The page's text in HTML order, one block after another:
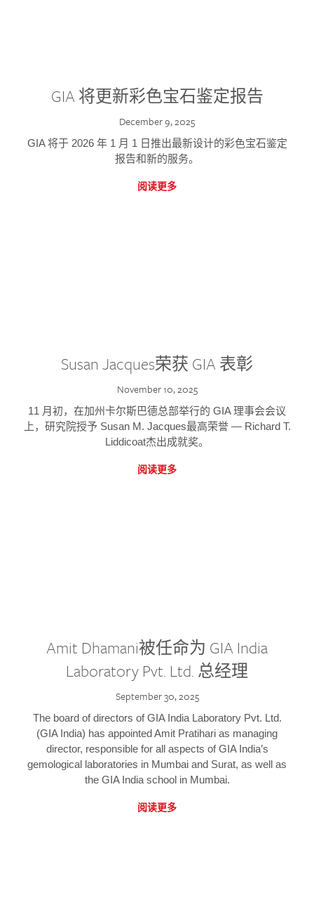
GIA 将更新彩色宝石鉴定报告
December 9, 2025
GIA 将于 2026 年 1 月 1 日推出最新设计的彩色宝石鉴定
报告和新的服务。
阅读更多
Susan Jacques荣获 GIA 表彰
November 10, 2025
11 月初，在加州卡尔斯巴德总部举行的 GIA 理事会会议
上，研究院授予 Susan M. Jacques最高荣誉 — Richard T.
Liddicoat杰出成就奖。
阅读更多
Amit Dhamani被任命为 GIA India
Laboratory Pvt. Ltd. 总经理
September 30, 2025
The board of directors of GIA India Laboratory Pvt. Ltd.
(GIA India) has appointed Amit Pratihari as managing
director, responsible for all aspects of GIA India’s
gemological laboratories in Mumbai and Surat, as well as
the GIA India school in Mumbai.
阅读更多